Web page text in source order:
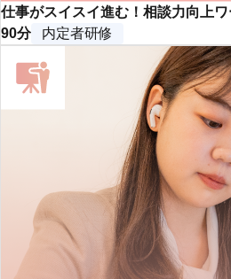
仕事がスイスイ進む！相談力向上
90分
内定者研修